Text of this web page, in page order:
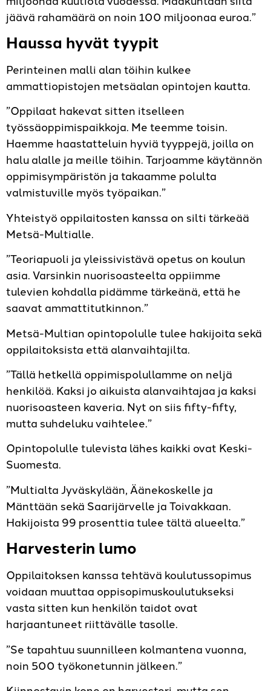
jäävä rahamäärä on noin 100 miljoonaa euroa.”
Haussa hyvät tyypit
Perinteinen malli alan töihin kulkee
ammattiopistojen metsäalan opintojen kautta.
”Oppilaat hakevat sitten itselleen
työssäoppimispaikkoja. Me teemme toisin.
Haemme haastatteluin hyviä tyyppejä, joilla on
halu alalle ja meille töihin. Tarjoamme käytännön
oppimisympäristön ja takaamme polulta
valmistuville myös työpaikan.”
Yhteistyö oppilaitosten kanssa on silti tärkeää
Metsä-Multialle.
”Teoriapuoli ja yleissivistävä opetus on koulun
asia. Varsinkin nuorisoasteelta oppiimme
tulevien kohdalla pidämme tärkeänä, että he
saavat ammattitutkinnon.”
Metsä-Multian opintopolulle tulee hakijoita sekä
oppilaitoksista että alanvaihtajilta.
”Tällä hetkellä oppimispolullamme on neljä
henkilöä. Kaksi jo aikuista alanvaihtajaa ja kaksi
nuorisoasteen kaveria. Nyt on siis fifty-fifty,
mutta suhdeluku vaihtelee.”
Opintopolulle tulevista lähes kaikki ovat Keski-
Suomesta.
”Multialta Jyväskylään, Äänekoskelle ja
Mänttään sekä Saarijärvelle ja Toivakkaan.
Hakijoista 99 prosenttia tulee tältä alueelta.”
Harvesterin lumo
Oppilaitoksen kanssa tehtävä koulutussopimus
voidaan muuttaa oppisopimuskoulutukseksi
vasta sitten kun henkilön taidot ovat
harjaantuneet riittävälle tasolle.
”Se tapahtuu suunnilleen kolmantena vuonna,
noin 500 työkonetunnin jälkeen.”